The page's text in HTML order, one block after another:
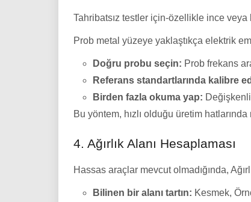
Tahribatsız testler için-özellikle ince
Prob metal yüzeye yaklaştıkça elektrik
Doğru probu seçin: Prob frekans
Referans standartlarında kalibre
Birden fazla okuma yap:
Bu yöntem, hızlı olduğu üretim
4. Ağırlık Alanı Hesaplaması
Hassas araçlar mevcut olmadığında,
Bilinen bir alanı tartın: Kesmek,